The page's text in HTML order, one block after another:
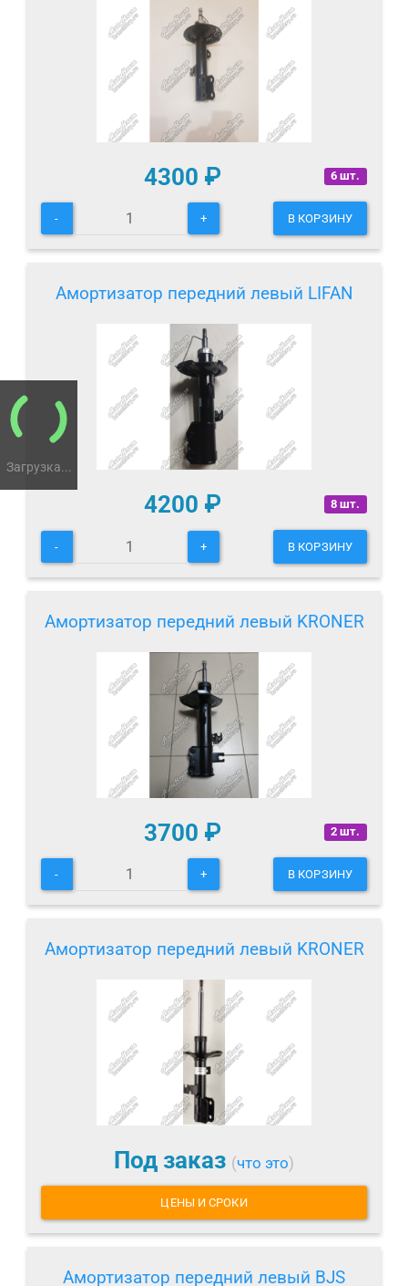
Загрузка...
6 шт.
4300 ₽
- + В КОРЗИНУ
Амортизатор передний левый LIFAN
8 шт.
4200 ₽
- + В КОРЗИНУ
Амортизатор передний левый KRONER
2 шт.
3700 ₽
- + В КОРЗИНУ
Амортизатор передний левый KRONER
Под заказ (что это)
ЦЕНЫ И СРОКИ
Амортизатор передний левый BJS